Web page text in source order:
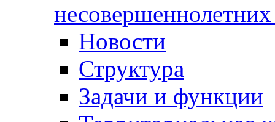
Новости
Структура
Задачи и функции